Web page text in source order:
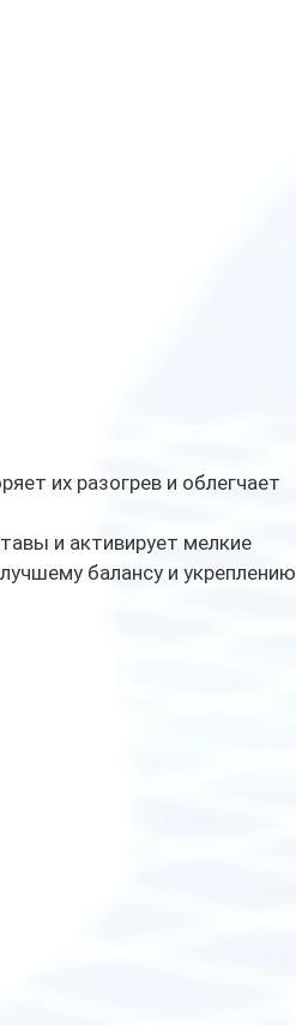
их разогрев и облегчает
и активирует мелкие
балансу и укреплению